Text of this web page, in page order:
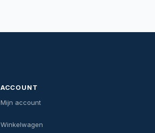
ACCOUNT
Mijn account
Winkelwagen